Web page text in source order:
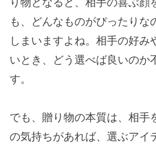
り物となると、相手の喜ぶ顔
も、どんなものがぴったりな
しまいますよね。相手の好み
いとき、どう選べば良いのか
す。
でも、贈り物の本質は、相手
の気持ちがあれば、選ぶアイ